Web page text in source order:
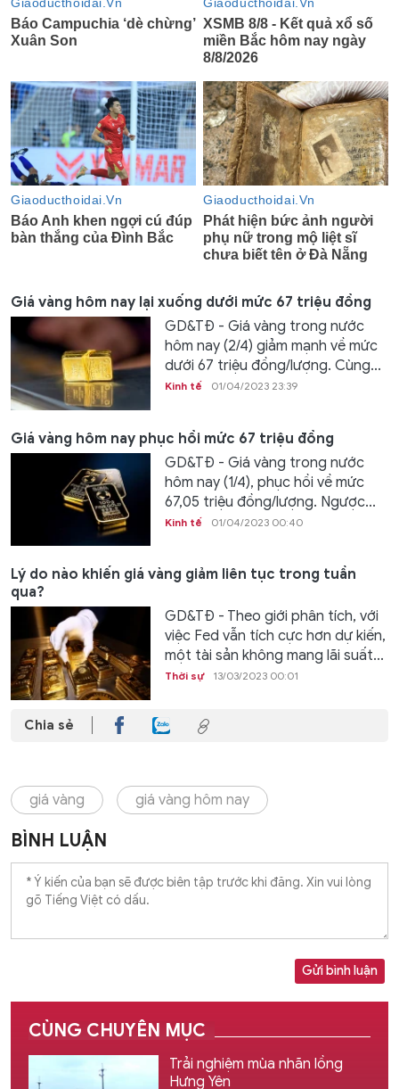
Giá vàng hôm nay lại xuống dưới mức 67 triệu đồng
GD&TĐ - Giá vàng trong nước
hôm nay (2/4) giảm mạnh về mức
dưới 67 triệu đồng/lượng. Cùng...
Kinh tế 01/04/2023 23:39
Giá vàng hôm nay phục hồi mức 67 triệu đồng
GD&TĐ - Giá vàng trong nước
hôm nay (1/4), phục hồi về mức
67,05 triệu đồng/lượng. Ngược...
Kinh tế 01/04/2023 00:40
Lý do nào khiến giá vàng giảm liên tục trong tuần
qua?
GD&TĐ - Theo giới phân tích, với
việc Fed vẫn tích cực hơn dự kiến,
một tài sản không mang lãi suất...
Thời sự 13/03/2023 00:01
Chia sẻ
giá vàng giá vàng hôm nay
BÌNH LUẬN
Gửi bình luận
CÙNG CHUYÊN MỤC
Trải nghiệm mùa nhãn lồng
Hưng Yên